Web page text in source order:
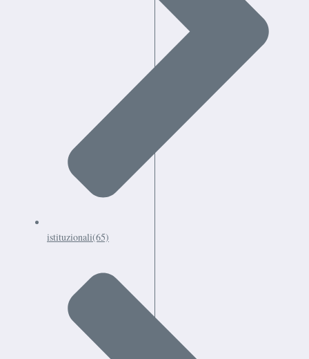
istituzionali(65)